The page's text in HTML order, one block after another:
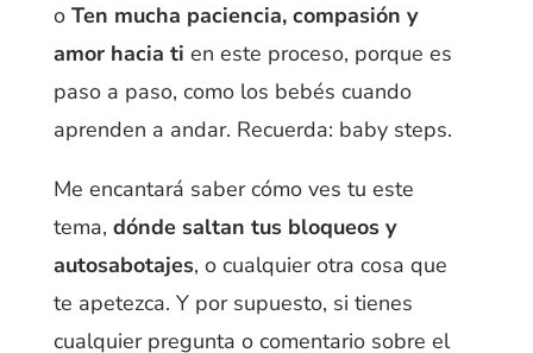
o Ten mucha paciencia, compasión y
amor hacia ti en este proceso, porque es
paso a paso, como los bebés cuando
aprenden a andar. Recuerda: baby steps.
Me encantará saber cómo ves tu este
tema, dónde saltan tus bloqueos y
autosabotajes, o cualquier otra cosa que
te apetezca. Y por supuesto, si tienes
cualquier pregunta o comentario sobre el